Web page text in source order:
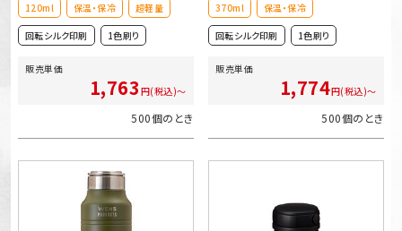
120ml 保温・保冷 超軽量
回転シルク印刷 1色刷り
販売単価
1,763 円(税込)～
500個のとき
370ml 保温・保冷
回転シルク印刷 1色刷り
販売単価
1,774円(税込)～
500個のとき